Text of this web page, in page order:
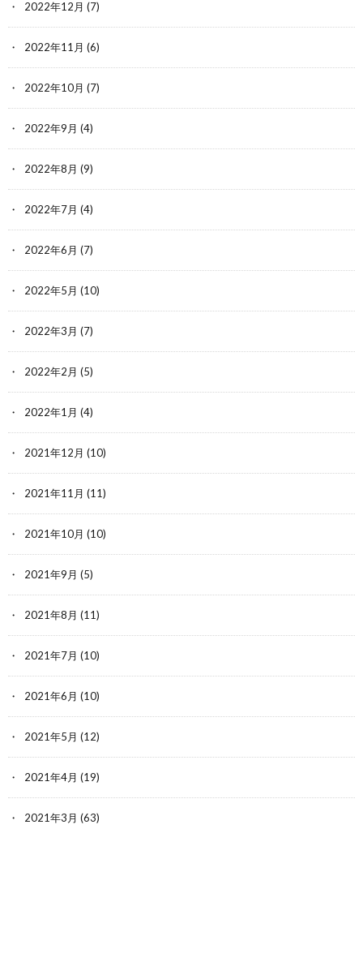
2022年12月 (7)
2022年11月 (6)
2022年10月 (7)
2022年9月 (4)
2022年8月 (9)
2022年7月 (4)
2022年6月 (7)
2022年5月 (10)
2022年3月 (7)
2022年2月 (5)
2022年1月 (4)
2021年12月 (10)
2021年11月 (11)
2021年10月 (10)
2021年9月 (5)
2021年8月 (11)
2021年7月 (10)
2021年6月 (10)
2021年5月 (12)
2021年4月 (19)
2021年3月 (63)